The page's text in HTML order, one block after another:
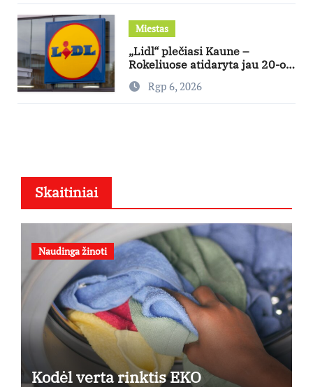
Miestas
„Lidl“ plečiasi Kaune –
Rokeliuose atidaryta jau 20-oji
parduotuvė mieste
Rgp 6, 2026
Skaitiniai
Naudinga žinoti
Kodėl verta rinktis EKO